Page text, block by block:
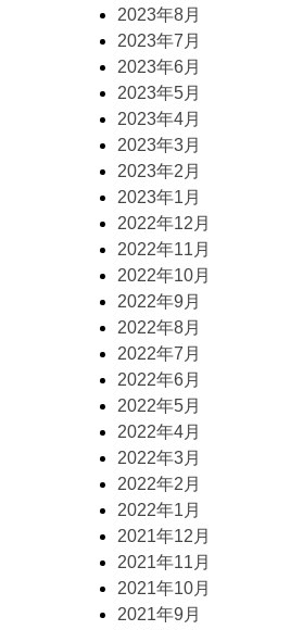
2023年8月
2023年7月
2023年6月
2023年5月
2023年4月
2023年3月
2023年2月
2023年1月
2022年12月
2022年11月
2022年10月
2022年9月
2022年8月
2022年7月
2022年6月
2022年5月
2022年4月
2022年3月
2022年2月
2022年1月
2021年12月
2021年11月
2021年10月
2021年9月